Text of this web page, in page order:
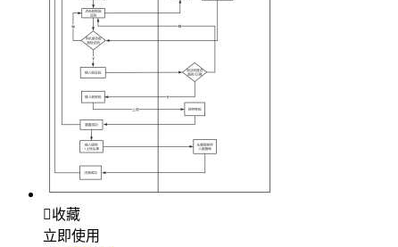
收藏
立即使用